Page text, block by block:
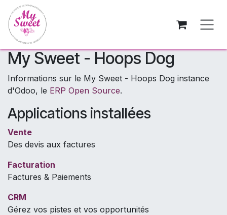
Se rendre au contenu
My Sweet - Hoops Dog
Informations sur le My Sweet - Hoops Dog instance
d'Odoo, le ERP Open Source.
Applications installées
Vente
Des devis aux factures
Facturation
Factures & Paiements
CRM
Gérez vos pistes et vos opportunités